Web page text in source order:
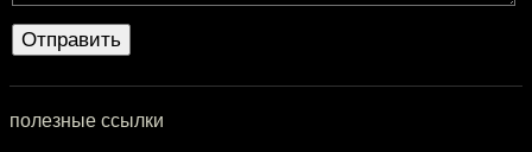
полезные ссылки